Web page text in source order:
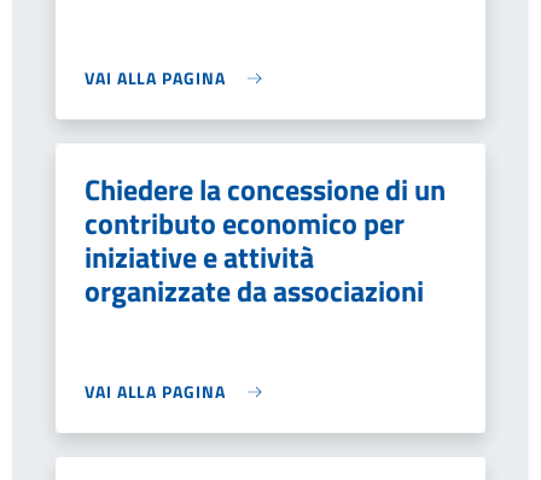
VAI ALLA PAGINA
Chiedere la concessione di un
contributo economico per
iniziative e attività
organizzate da associazioni
VAI ALLA PAGINA